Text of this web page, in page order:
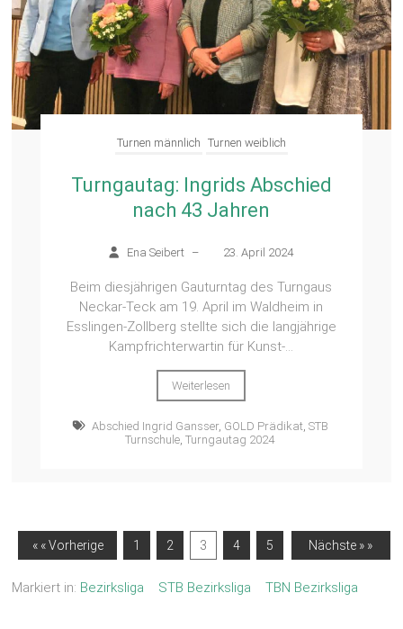
Turnen männlich Turnen weiblich
Turngautag: Ingrids Abschied
nach 43 Jahren
Ena Seibert – 23. April 2024
Beim diesjährigen Gauturntag des Turngaus
Neckar-Teck am 19. April im Waldheim in
Esslingen-Zollberg stellte sich die langjährige
Kampfrichterwartin für Kunst-...
Weiterlesen
Abschied Ingrid Gansser, GOLD Prädikat ,STB
Turnschule ,Turngautag 2024
« « Vorherige 1 2 3 4 5 Nächste » »
Markiert in: Bezirksliga STB Bezirksliga TBN Bezirksliga